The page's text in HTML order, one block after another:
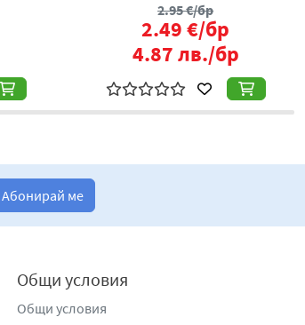
2.95€/бр
2.49€/бр
4.87лв./бр
Абонирай ме
Общи условия
Общи условия